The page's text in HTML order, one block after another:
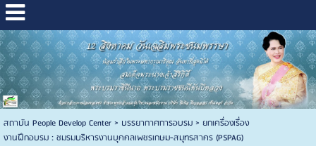
สถาบัน People Develop Center> บรรยากาศการอบรม> ยกเครื่องเรื่อง
งานฝึกอบรม : ชมรมบริหารงานบุคคลเพชรเกษม-สมุทรสาคร (PSPAG)